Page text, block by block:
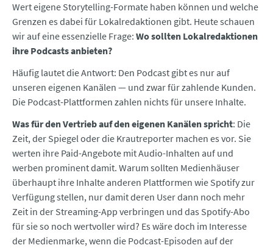
Wert eigene Storytelling-Formate haben können und welche
Grenzen es dabei für Lokalredaktionen gibt. Heute schauen
wir auf eine essenzielle Frage: Wo sollten Lokalredaktionen
ihre Podcasts anbieten?
Häufig lautet die Antwort: Den Podcast gibt es nur auf
unseren eigenen Kanälen — und zwar für zahlende Kunden.
Die Podcast-Plattformen zahlen nichts für unsere Inhalte.
Was für den Vertrieb auf den eigenen Kanälen spricht: Die
Zeit, der Spiegel oder die Krautreporter machen es vor. Sie
werten ihre Paid-Angebote mit Audio-Inhalten auf und
werben prominent damit. Warum sollten Medienhäuser
überhaupt ihre Inhalte anderen Plattformen wie Spotify zur
Verfügung stellen, nur damit deren User dann noch mehr
Zeit in der Streaming-App verbringen und das Spotify-Abo
für sie so noch wertvoller wird? Es wäre doch im Interesse
der Medienmarke, wenn die Podcast-Episoden auf der